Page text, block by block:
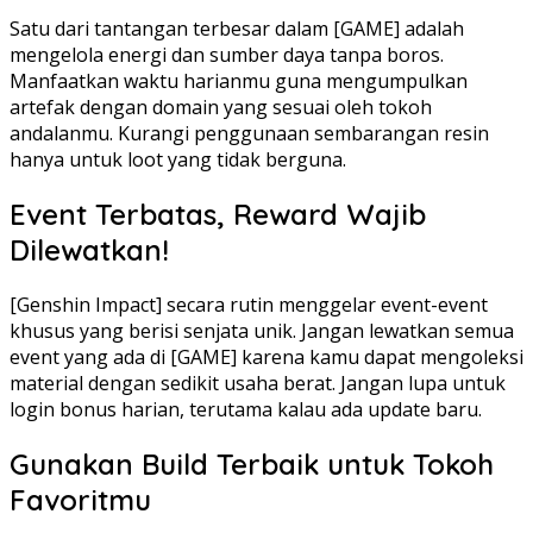
Satu dari tantangan terbesar dalam [GAME] adalah
mengelola energi dan sumber daya tanpa boros.
Manfaatkan waktu harianmu guna mengumpulkan
artefak dengan domain yang sesuai oleh tokoh
andalanmu. Kurangi penggunaan sembarangan resin
hanya untuk loot yang tidak berguna.
Event Terbatas, Reward Wajib
Dilewatkan!
[Genshin Impact] secara rutin menggelar event-event
khusus yang berisi senjata unik. Jangan lewatkan semua
event yang ada di [GAME] karena kamu dapat mengoleksi
material dengan sedikit usaha berat. Jangan lupa untuk
login bonus harian, terutama kalau ada update baru.
Gunakan Build Terbaik untuk Tokoh
Favoritmu